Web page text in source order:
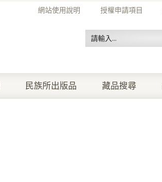
網站使用說明 授權申請項目
民族所出版品 藏品搜尋